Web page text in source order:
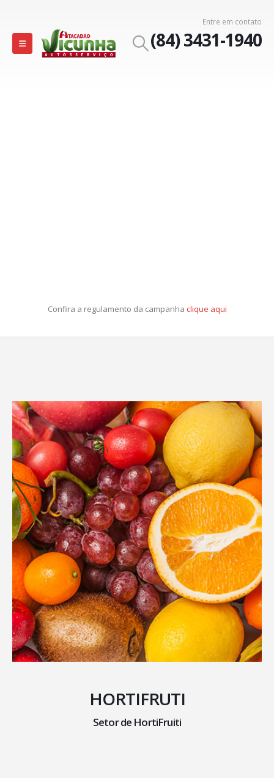
Entre em contato
(84) 3431-1940
Confira a regulamento da campanha clique aqui
HORTIFRUTI
Setor de HortiFruiti